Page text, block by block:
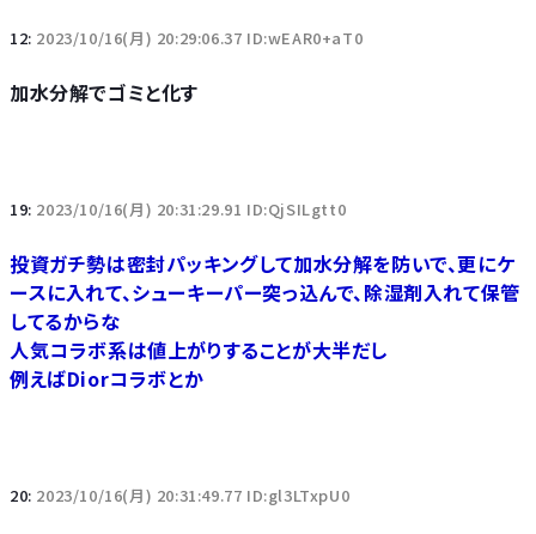
12: 2023/10/16(月) 20:29:06.37 ID:wEAR0+aT0
加水分解でゴミと化す
19: 2023/10/16(月) 20:31:29.91 ID:QjSILgtt0
投資ガチ勢は密封パッキングして加水分解を防いで、更にケ
ースに入れて、シューキーパー突っ込んで、除湿剤入れて保管
してるからな
人気コラボ系は値上がりすることが大半だし
例えばDiorコラボとか
20: 2023/10/16(月) 20:31:49.77 ID:gl3LTxpU0